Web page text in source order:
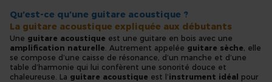
Qu’est-ce qu’une guitare acoustique ?
La guitare acoustique expliquée aux débutants
Une guitare acoustique est une guitare en bois avec une
amplification naturelle. Autrement appelée guitare sèche, elle
se compose d’une caisse de résonance, d’un manche et d’une
table d’harmonie qui lui confèrent une sonorité douce et
chaleureuse. La guitare acoustique est l’instrument idéal pour